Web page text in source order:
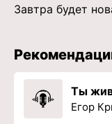
Завтра будет
Ты
Егор